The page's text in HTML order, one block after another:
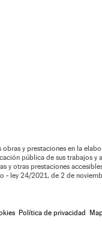
y prestaciones en la
pública de sus trabajos
y otras prestaciones
- ley 24/2021, de 2 de
Política de privacidad